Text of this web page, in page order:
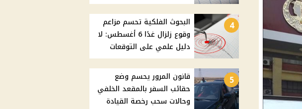
4
البحوث الفلكية تحسم مزاعم
وقوع زلزال غدًا 6 أغسطس: لا
دليل علمي على التوقعات
5
قانون المرور يحسم وضع
حقائب السفر بالمقعد الخلفي
وحالات سحب رخصة القيادة